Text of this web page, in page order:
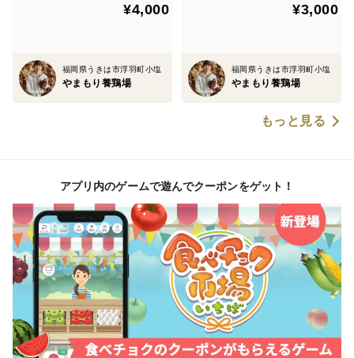
鶏も人と同様、腸内環境を整えることがとってもとって
を発酵させています。
◆こだわりポイント⑤：1日でも鮮度を持たせたい◆
山もりたまごは洗卵をしません。
卵の殻にはクチクラ層という膜があるため呼吸ができる
んです。
¥4,000
福岡県うきは市浮羽町小塩
やまもり養鶏場
¥3,000
福岡県うきは市浮羽町小塩
やまもり養鶏場
もっと見る
アプリ内のゲームで遊んでクーポンをゲット！